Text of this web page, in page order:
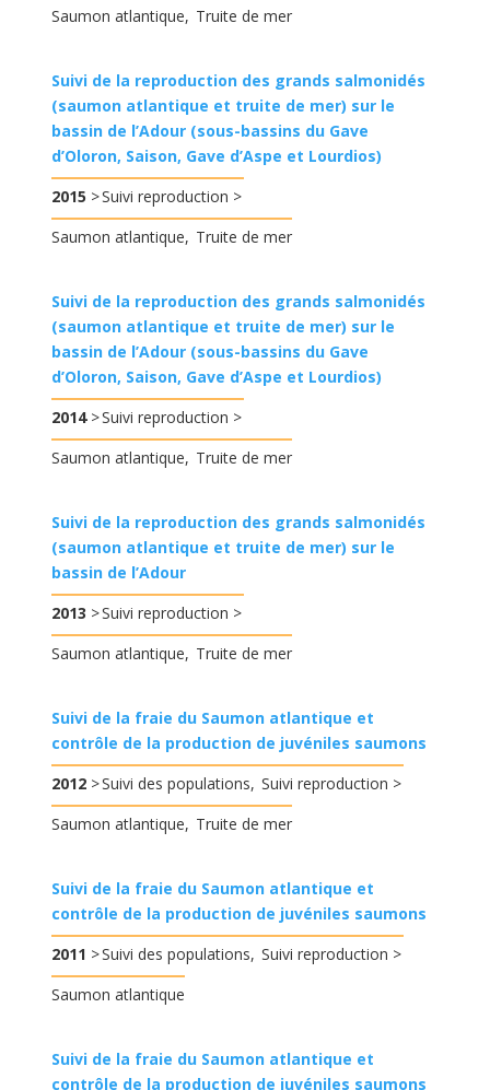
Saumon atlantique
Truite de mer
Suivi de la reproduction des grands salmonidés
(saumon atlantique et truite de mer) sur le
bassin de l’Adour (sous-bassins du Gave
d’Oloron, Saison, Gave d’Aspe et Lourdios)
2015
Suivi reproduction
Saumon atlantique
Truite de mer
Suivi de la reproduction des grands salmonidés
(saumon atlantique et truite de mer) sur le
bassin de l’Adour (sous-bassins du Gave
d’Oloron, Saison, Gave d’Aspe et Lourdios)
2014
Suivi reproduction
Saumon atlantique
Truite de mer
Suivi de la reproduction des grands salmonidés
(saumon atlantique et truite de mer) sur le
bassin de l’Adour
2013
Suivi reproduction
Saumon atlantique
Truite de mer
Suivi de la fraie du Saumon atlantique et
contrôle de la production de juvéniles saumons
2012
Suivi des populations Suivi reproduction
Saumon atlantique
Truite de mer
Suivi de la fraie du Saumon atlantique et
contrôle de la production de juvéniles saumons
2011
Suivi des populations Suivi reproduction
Saumon atlantique
Suivi de la fraie du Saumon atlantique et
contrôle de la production de juvéniles saumons